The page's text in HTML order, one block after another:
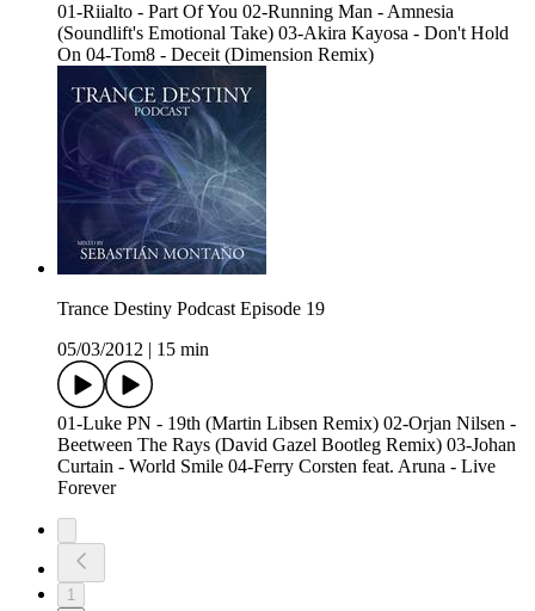
01-Riialto - Part Of You 02-Running Man - Amnesia
(Soundlift's Emotional Take) 03-Akira Kayosa - Don't Hold
On 04-Tom8 - Deceit (Dimension Remix)
Trance Destiny Podcast Episode 19
05/03/2012
15 min
01-Luke PN - 19th (Martin Libsen Remix) 02-Orjan Nilsen -
Beetween The Rays (David Gazel Bootleg Remix) 03-Johan
Curtain - World Smile 04-Ferry Corsten feat. Aruna - Live
Forever
1